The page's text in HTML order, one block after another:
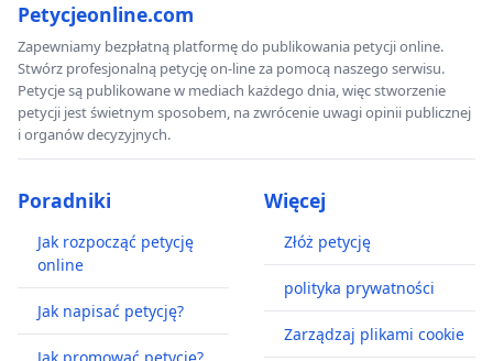
Petycjeonline.com
Zapewniamy bezpłatną platformę do publikowania petycji online.
Stwórz profesjonalną petycję on-line za pomocą naszego serwisu.
Petycje są publikowane w mediach każdego dnia, więc stworzenie
petycji jest świetnym sposobem, na zwrócenie uwagi opinii publicznej
i organów decyzyjnych.
Poradniki
Jak rozpocząć petycję
online
Jak napisać petycję?
Więcej
Złóż petycję
polityka prywatności
Zarządzaj plikami cookie